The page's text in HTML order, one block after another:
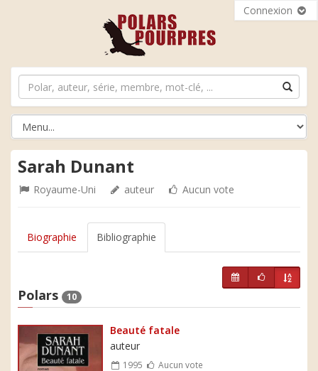
Connexion
Sarah Dunant
Royaume-Uni auteur Aucun vote
Biographie Bibliographie
Polars 10
Beauté fatale
auteur
1995
Aucun vote